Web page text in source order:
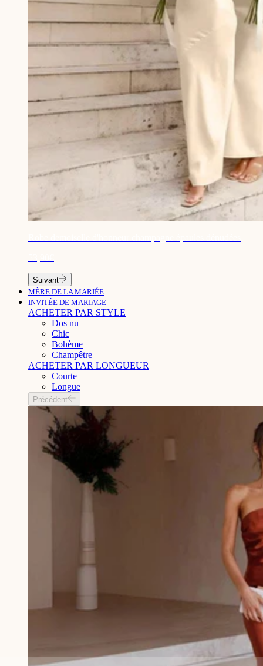
Suivant
MÈRE DE LA MARIÉE
INVITÉE DE MARIAGE
ACHETER PAR STYLE
Dos nu
Chic
Bohème
Champêtre
ACHETER PAR LONGUEUR
Courte
Longue
Précédent